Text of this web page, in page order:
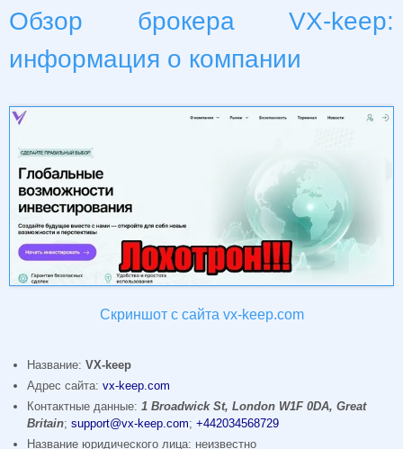
Обзор брокера VX-keep:
информация о компании
Скриншот с сайта vx-keep.com
Название: VX-keep
Адрес сайта:vx-keep.com
Контактные данные: 1 Broadwick St, London W1F 0DA, Great
Britain;support@vx-keep.com;+442034568729
Название юридического лица: неизвестно